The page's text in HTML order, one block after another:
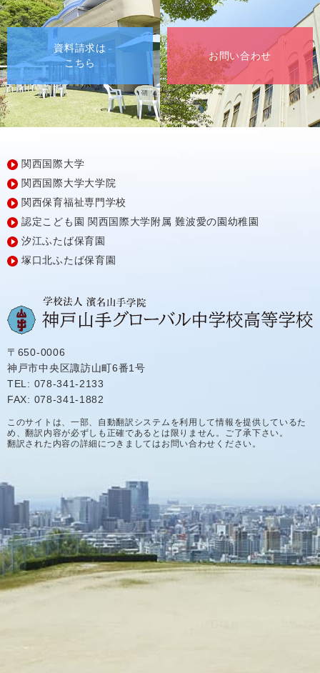
資料請求は
こちら
お問い合わせ
関西国際大学
関西国際大学大学院
関西保育福祉専門学校
認定こども園 関西国際大学附属 難波愛の園幼稚園
汐江ふたば保育園
塚口北ふたば保育園
〒650-0006
神戸市中央区諏訪山町6番1号
TEL: 078-341-2133
FAX: 078-341-1882
このサイトは、一部、自動翻訳システムを利用して情報を提供しているた
め、翻訳内容が必ずしも正確であるとは限りません。ご了承下さい。
翻訳された内容の詳細につきましてはお問い合わせください。